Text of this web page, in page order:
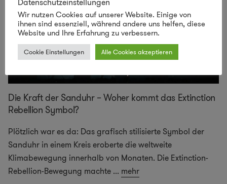
Die Kraft der Sanduhr – Woher kommt das Extinction
Rebellion Symbol?
Plötzlich war es da: Das grafisch stilisierte Symbol der
Sanduhr in einem Kreis eroberte die weltweite
Klimabewegung innerhalb von Monaten. Die Extinction-
Rebellion-Bewegung machte ... mehr
Wir nutzen Cookies auf unserer Website. Einige von
ihnen sind essenziell, während andere uns helfen, diese
Website und Ihre Erfahrung zu verbessern.
Cookie Einstellungen Alle Cookies akzeptieren